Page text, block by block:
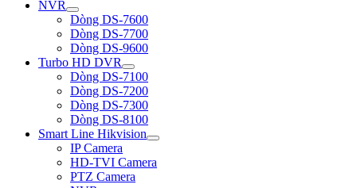
NVR
Dòng DS-7600
Dòng DS-7700
Dòng DS-9600
Turbo HD DVR
Dòng DS-7100
Dòng DS-7200
Dòng DS-7300
Dòng DS-8100
Smart Line Hikvision
IP Camera
HD-TVI Camera
PTZ Camera